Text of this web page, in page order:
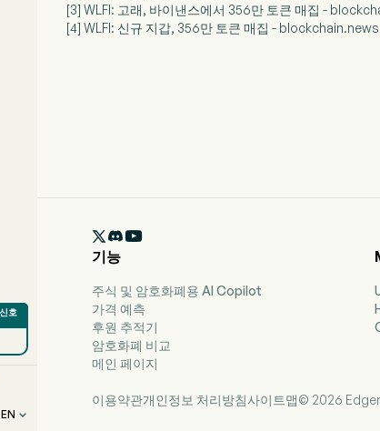
EN 
[3] WLFI: 고래, 바이낸스에서 356만 토큰 매집 -
[4] WLFI: 신규 지갑, 356만 토큰 매집 - blockchain.news

기능
주식 및 암호화폐용 AI Copilot
가격 예측
후원 추적기
암호화폐 비교
메인 페이지
이용약관개인정보 처리방침사이트맵© 2026